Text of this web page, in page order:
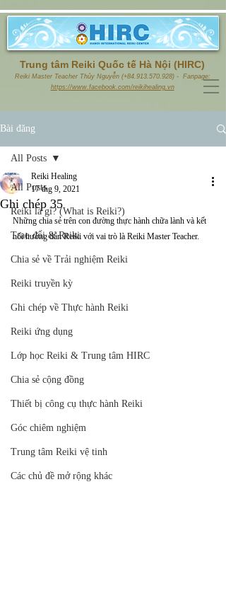
Trung tâm Reiki Quốc tế Hà Nội (HIRC)
Reiki Master Teacher Thủy Nguyễn (+84.913.570.928) - Fanpage:
https://www.facebook.com/reikihealing.vn
Bài đăng
All Posts
Reiki là gì? (What is Reiki?)
Trao đổi & Reiki
Chia sẻ về Trải nghiệm Reiki
Reiki truyền kỳ
Ghi chép về Thực hành Reiki
Reiki ứng dụng
Lớp học Reiki & Trung tâm HIRC
Chia sẻ cộng đồng
Thiết bị công cụ thực hành Reiki
Góc chiêm nghiệm
Trung tâm Reiki vệ tinh
Các chủ đề mở rộng khác
All Posts
Ghi chép 35
Reiki Healing
17 thg 9, 2021
Những chia sẻ trên con đường thực hành chữa lành và kết
nối hướng dẫn Reiki với vai trò là Reiki Master Teacher.